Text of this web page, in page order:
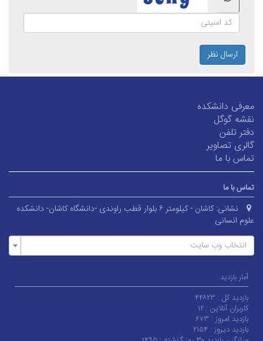
ارسال نظر
معرفی دانشکده
نقشه گوگل
دفتر تلفن
گالری تصاویر
تماس با ما
تماس با ما
نشانی:
کاشان - کیلومتر ۶ بلوار قطب راوندی -دانشگاه کاشان- دانشکده
علوم انسانی
انتخاب وب سایت
آمار بازدید
بازدید کل : ۴۴۸۲۳
کاربران آنلاین : ۱۲
بازدید امروز : ۶۷۳
بازدید دیروز : ۲۱۵۴